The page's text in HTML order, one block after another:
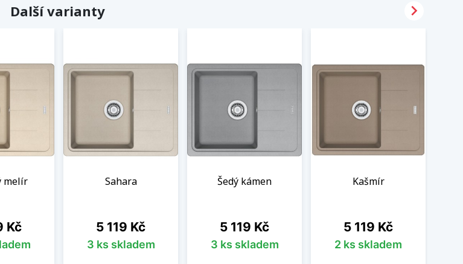
Další varianty
melír
Kč
Sahara
Cena
5 119 Kč
3 ks skladem
Šedý kámen
Cena
5 119 Kč
3 ks skladem
Kašmír
Cena
5 119 Kč
2 ks skladem
